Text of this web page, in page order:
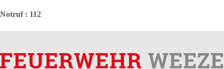
Inhalt
Notruf: 112